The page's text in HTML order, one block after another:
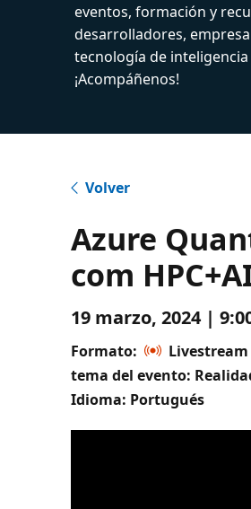
eventos, formación y
desarrolladores,
tecnología de
¡Acompáñenos!
Volver
Azure
com
19 marzo, 2024 |
Formato:
Livestream
tema del evento:
Idioma: Portugués